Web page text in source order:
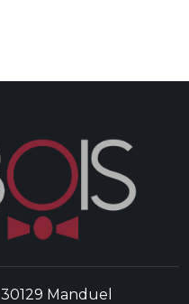
30129 Manduel